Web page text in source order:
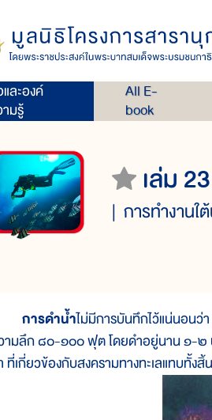
ละองค์
มรู้
All E-
book
เล่ม 23
การทำงานใ
การดำน้ำไม่มีการบันทึกไว้แน่นอนว่
ามลึก ๘๐-๑๐๐ ฟุต โดยดำอยู่นาน ๑-๒
ที่เกี่ยวข้องกับสงครามทางทะเลแทบทั้งสิ้น